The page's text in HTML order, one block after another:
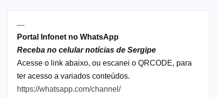
----
Portal Infonet no WhatsApp
Receba no celular notícias de Sergipe
Acesse o link abaixo, ou escanei o QRCODE, para
ter acesso a variados conteúdos.
https://whatsapp.com/channel/